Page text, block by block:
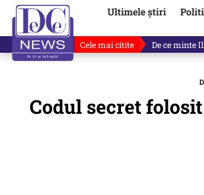
Ultimele știri
Cele mai citite De ce minte
Codul secret